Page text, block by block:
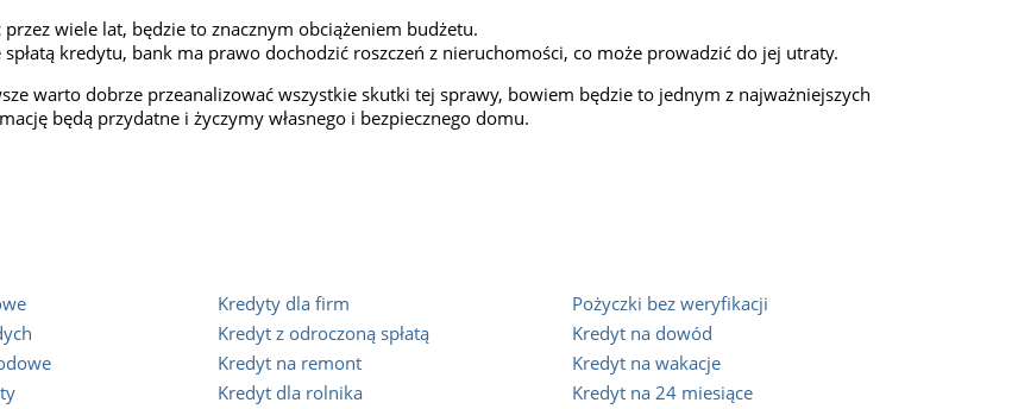
przez wiele lat, będzie to znacznym obciążeniem budżetu.
kredytu, bank ma prawo dochodzić roszczeń z nieruchomości, co może prowadzić do jej utraty.
warto dobrze przeanalizować wszystkie skutki tej sprawy, bowiem będzie to jednym z najważniejszych
będą przydatne i życzymy własnego i bezpiecznego domu.
Kredyty dla firm
Pożyczki bez weryfikacji
Kredyt z odroczoną spłatą
Kredyt na dowód
Kredyt na remont
Kredyt na wakacje
Kredyt dla rolnika Kredyt na 24 miesiące